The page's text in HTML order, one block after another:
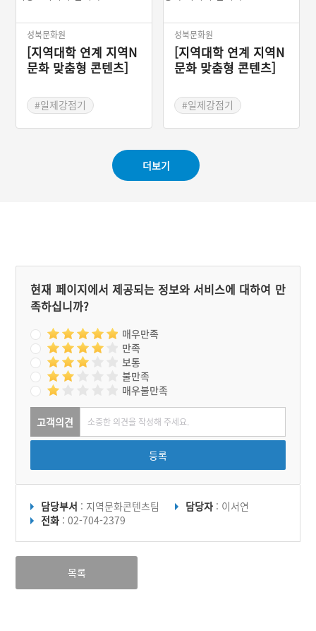
성북문화원
[지역대학 연계 지역N
문화 맞춤형 콘텐츠]
랑>#일제강점기
#나운규
#춘사
성북문화원
[지역대학 연계 지역N
문화 맞춤형 콘텐츠]
가#일제강점기
#별헤는밤
#윤동주문학관
더보기
현재 페이지에서 제공되는 정보와 서비스에 대하여 만
족하십니까?
매우만족
만족
보통
불만족
매우불만족
고객의견
등록
담당부서 : 지역문화콘텐츠팀 담당자 : 이서연
전화 : 02-704-2379
목록